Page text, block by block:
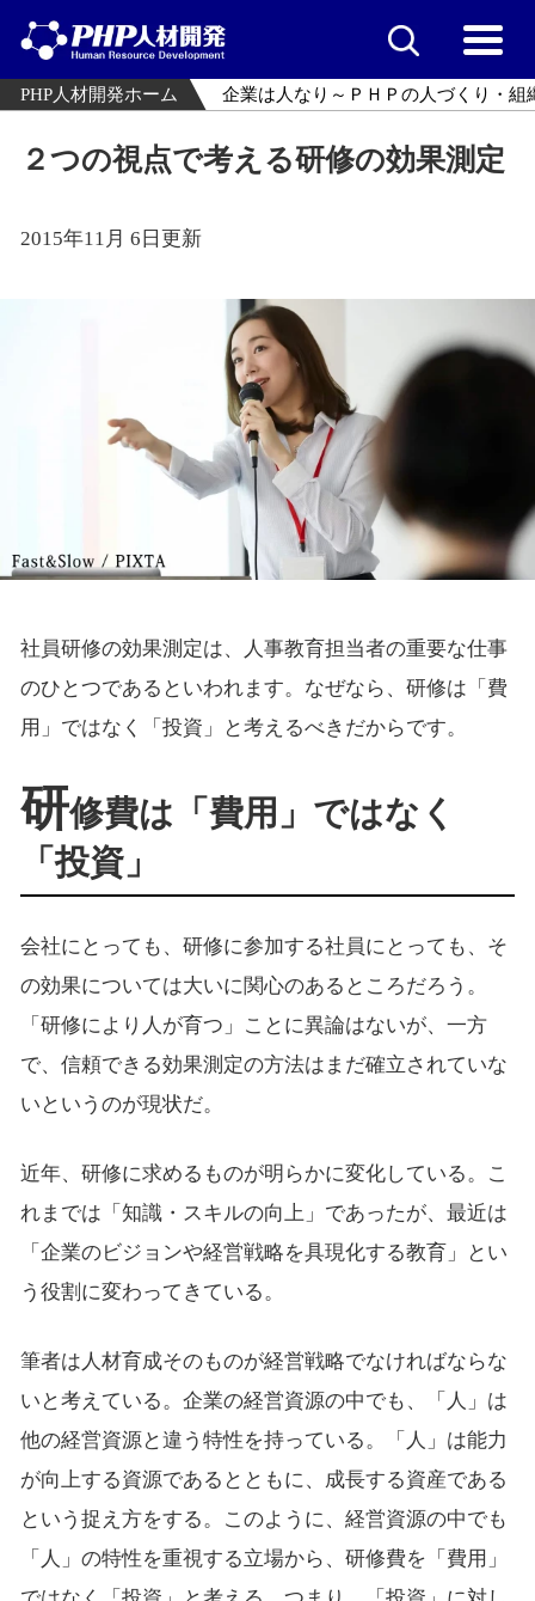
PHP人材開発ホーム 企業は人なり～ＰＨＰの人づくり・組
２つの視点で考える研修の効果測定
2015年11月 6日更新
社員研修の効果測定は、人事教育担当者の重要な仕事
のひとつであるといわれます。なぜなら、研修は「費
用」ではなく「投資」と考えるべきだからです。
研修費は「費用」ではなく
「投資」
会社にとっても、研修に参加する社員にとっても、そ
の効果については大いに関心のあるところだろう。
「研修により人が育つ」ことに異論はないが、一方
で、信頼できる効果測定の方法はまだ確立されていな
いというのが現状だ。
近年、研修に求めるものが明らかに変化している。こ
れまでは「知識・スキルの向上」であったが、最近は
「企業のビジョンや経営戦略を具現化する教育」とい
う役割に変わってきている。
筆者は人材育成そのものが経営戦略でなければならな
いと考えている。企業の経営資源の中でも、「人」は
他の経営資源と違う特性を持っている。「人」は能力
が向上する資源であるとともに、成長する資産である
という捉え方をする。このように、経営資源の中でも
「人」の特性を重視する立場から、研修費を「費用」